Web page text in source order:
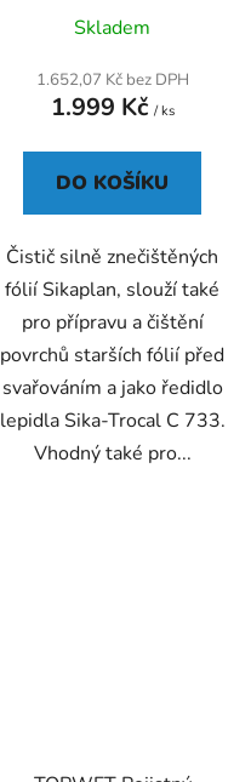
hodnocení
produktu
je
z
Skladem
1.652,07 Kč bez DPH
1.999 Kč / ks
DO KOŠÍKU
Čistič silně znečištěných
fólií Sikaplan, slouží také
pro přípravu a čištění
povrchů starších fólií před
svařováním a jako ředidlo
lepidla Sika-Trocal C 733.
Vhodný také pro...